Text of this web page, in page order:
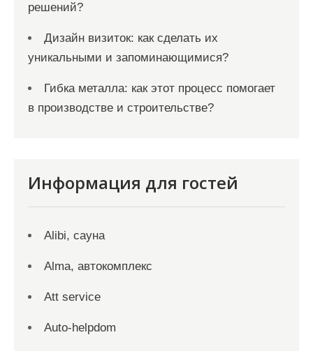
решений?
Дизайн визиток: как сделать их
уникальными и запоминающимися?
Гибка металла: как этот процесс помогает
в производстве и строительстве?
Информация для гостей
Alibi, сауна
Alma, автокомплекс
Att service
Auto-helpdom